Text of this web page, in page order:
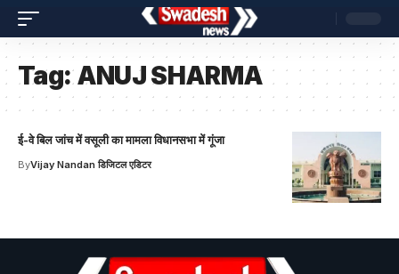
Tag:ANUJ SHARMA
ई-वे बिल जांच में वसूली का मामला विधानसभा में गूंजा
ByVijay Nandan डिजिटल एडिटर